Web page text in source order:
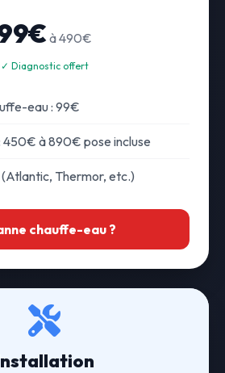
à 490€
✓ Diagnostic offert
eau : 99€
450€ à 890€ pose incluse
Thermor, etc.)
chauffe-eau ?